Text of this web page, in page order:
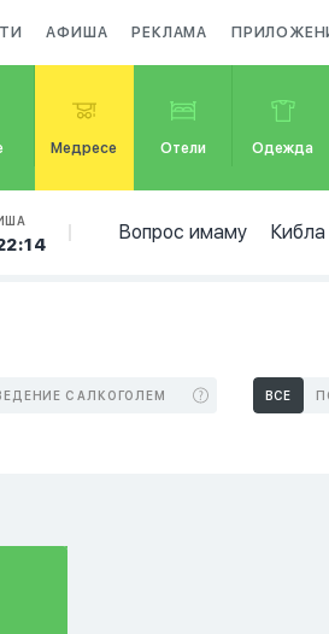
АФИША РЕКЛАМА
Медресе Отели Одежда
Вопрос имаму Кибла
С АЛКОГОЛЕМ ВСЕ